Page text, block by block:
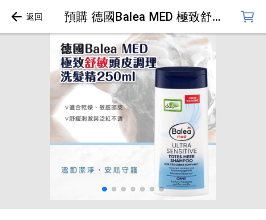
預購 德國Balea MED 極致舒敏頭皮調理洗髮精 250ml-7/1號中午12點結單